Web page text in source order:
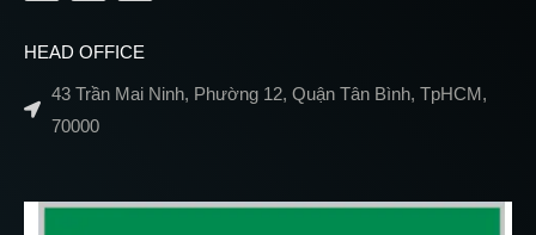
HEAD OFFICE
43 Trần Mai Ninh, Phường 12, Quận Tân Bình, TpHCM,
70000